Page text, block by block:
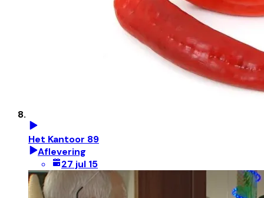
Het Kantoor 89
Aflevering
27 jul 15